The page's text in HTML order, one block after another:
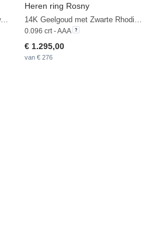
14K Geel Goud & Zirkoon & Zwarte Onyx
Heren ring Rosny
14K Geelgoud met Zwarte Rhodium & Zwarte Saffier
0.096 crt - AAA
€ 1.295,00
van € 276